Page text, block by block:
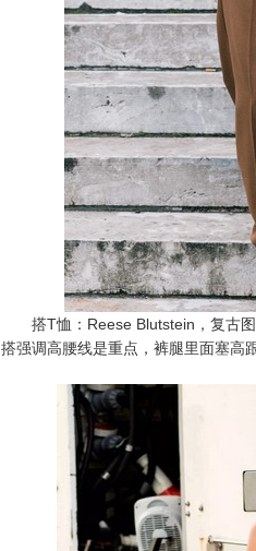
搭T恤：Reese Blutstein，复古图
搭强调高腰线是重点，裤腿里面塞高